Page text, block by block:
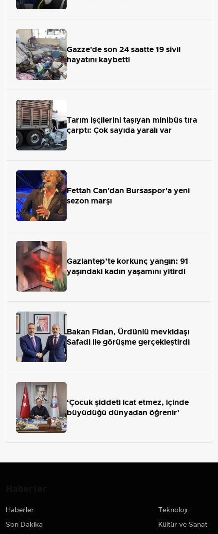
Gazze'de son 24 saatte 19 sivil
hayatını kaybetti
Tarım işçilerini taşıyan minibüs tıra
çarptı: Çok sayıda yaralı var
Fettah Can'dan Bursaspor'a yeni
sezon marşı
Gaziantep’te korkunç yangın: 91
yaşındaki kadın yaşamını yitirdi
Bakan Fidan, Ürdünlü mevkidaşı
Safadi ile görüşme gerçekleştirdi
‘Çocuk şiddeti icat etmez, içinde
büyüdüğü dünyadan öğrenir’
Haberler
Son Dakika
Teknoloji
Kültür ve Sanat